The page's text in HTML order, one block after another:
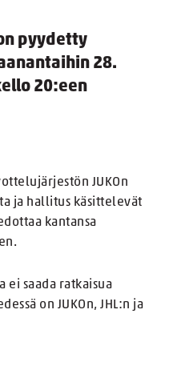
pyydetty
28.
20:een
JUKOn
ja hallitus käsittelevät
kantansa
ei saada ratkaisua
on JUKOn, JHL:n ja